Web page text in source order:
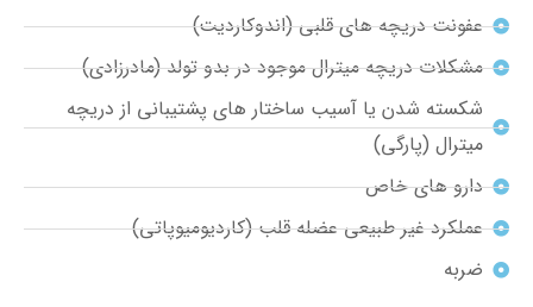
عفونت دریچه های قلبی (اندوکاردیت)
مشکلات دریچه میترال موجود در بدو تولد (مادرزادی)
شکسته شدن یا آسیب ساختار های پشتیبانی از دریچه
میترال (پارگی)
دارو های خاص
عملکرد غیر طبیعی عضله قلب (کاردیومیوپاتی)
ضربه